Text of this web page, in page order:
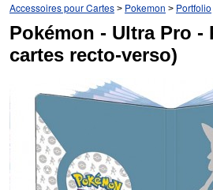
Accessoires pour Cartes > Pokemon > Portfolio
Pokémon - Ultra Pro -
cartes recto-verso)